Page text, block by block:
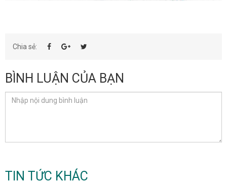
Chia sẻ:
BÌNH LUẬN CỦA BẠN
TIN TỨC KHÁC